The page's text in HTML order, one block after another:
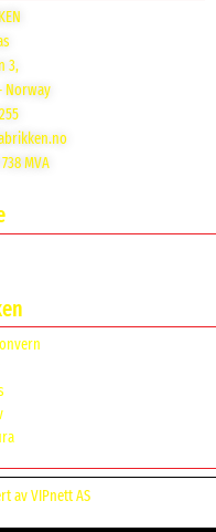
3,
Norway
MVA
av VIPnett AS